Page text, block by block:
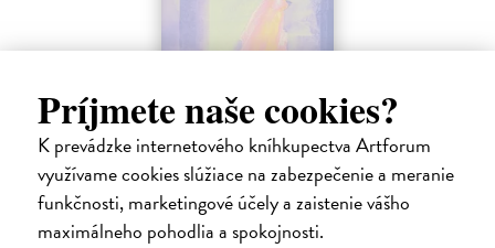
Príjmete naše cookies?
K prevádzke internetového kníhkupectva Artforum
využívame cookies slúžiace na zabezpečenie a meranie
funkčnosti, marketingové účely a zaistenie vášho
maximálneho pohodlia a spokojnosti.
Město a jeho nejisté zdi
Murakami Haruki
| Kniha
Ty jsi to byla, kdo mi vyprávěl o tom městě. Město a jeho nejisté zdi –
dlouho očekávaný román Harukiho Murakamiho volně navazuje na